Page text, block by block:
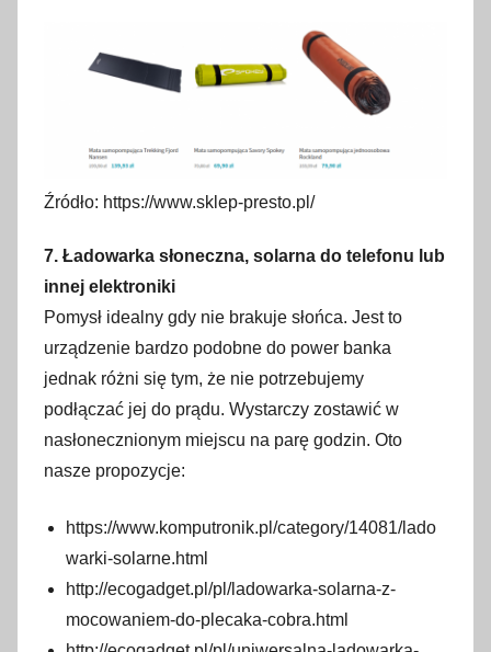
Źródło: https://www.sklep-presto.pl/
7. Ładowarka słoneczna, solarna do telefonu lub
innej elektroniki
Pomysł idealny gdy nie brakuje słońca. Jest to
urządzenie bardzo podobne do power banka
jednak różni się tym, że nie potrzebujemy
podłączać jej do prądu. Wystarczy zostawić w
nasłonecznionym miejscu na parę godzin. Oto
nasze propozycje:
https://www.komputronik.pl/category/14081/lado
warki-solarne.html
http://ecogadget.pl/pl/ladowarka-solarna-z-
mocowaniem-do-plecaka-cobra.html